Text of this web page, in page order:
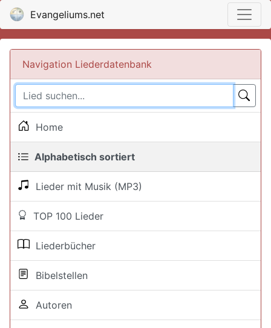
Evangeliums.net
Navigation Liederdatenbank
Home
Alphabetisch sortiert
Lieder mit Musik (MP3)
TOP 100 Lieder
Liederbücher
Bibelstellen
Autoren